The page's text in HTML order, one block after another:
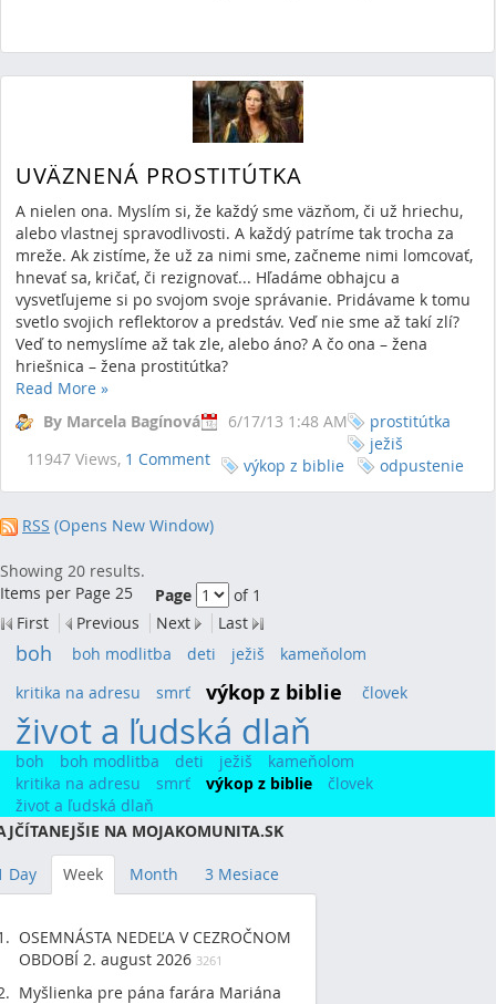
UVÄZNENÁ PROSTITÚTKA
A nielen ona. Myslím si, že každý sme väzňom, či už hriechu,
alebo vlastnej spravodlivosti. A každý patríme tak trocha za
mreže. Ak zistíme, že už za nimi sme, začneme nimi lomcovať,
hnevať sa, kričať, či rezignovať... Hľadáme obhajcu a
vysvetľujeme si po svojom svoje správanie. Pridávame k tomu
svetlo svojich reflektorov a predstáv. Veď nie sme až takí zlí?
Veď to nemyslíme až tak zle, alebo áno? A čo ona – žena
hriešnica – žena prostitútka?
Read More »
By Marcela Bagínová
6/17/13 1:48 AM
11947 Views, 1 Comment
prostitútka
ježiš
výkop z biblie
odpustenie
RSS (Opens New Window)
Showing 20 results.
Items per Page 25
Page
of 1
First
Previous Next Last
boh (24)boh modlitba (7)deti (14)ježiš (9)kameňolom
kritika na adresu (9)smrť (11)
výkop z biblie (20)
človek
život a ľudská dlaň
boh boh modlitba deti ježiš
kameňolom
kritika na adresu
smrť výkop z biblie
človek
život a ľudská dlaň
NA MOJAKOMUNITA.SK
Day Week Month 3 Mesiace
OSEMNÁSTA NEDEĽA V CEZROČNOM
OBDOBÍ 2. august 2026 3261
Myšlienka pre pána farára Mariána